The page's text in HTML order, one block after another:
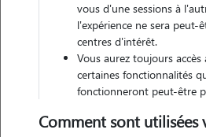
vous d'une sessions à
l'expérience ne sera peut-
centres d'intérêt.
Vous aurez toujours
certaines fonctionnalités
fonctionneront peut-être
Comment sont utilisées